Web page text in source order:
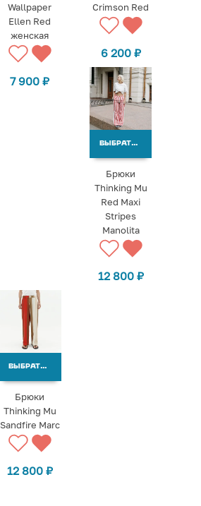
Wallpaper
Ellen Red
женская
7 900₽
Crimson Red
6 200 ₽
ВЫБРАТЬ ВАРИАНТЫ
Брюки
Thinking Mu
Red Maxi
Stripes
Manolita
12 800 ₽
ВЫБРАТЬ ВАРИАНТЫ
Брюки
Thinking Mu
Sandfire Marc
12 800 ₽